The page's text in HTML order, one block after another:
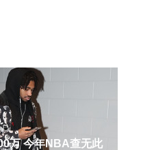
万 今年NBA查无此